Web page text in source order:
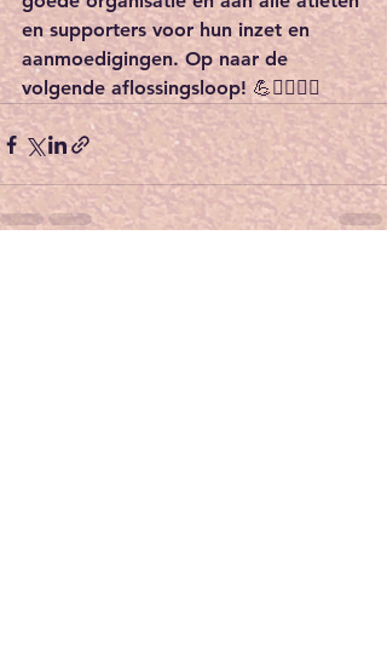
en supporters voor hun inzet en
aanmoedigingen. Op naar de
volgende aflossingsloop! 💪🏃‍♂️🏃‍♀️